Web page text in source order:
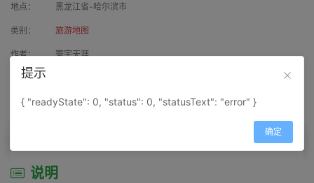
地点： 黑龙江省-哈尔滨市
类别： 旅游地图
作者： 寰宇天涯
来源：
属性： 地图属性： 地图类型-景区导游图
说明
提示
{ "readyState": 0, "status": 0, "statusText": "error" }
确定